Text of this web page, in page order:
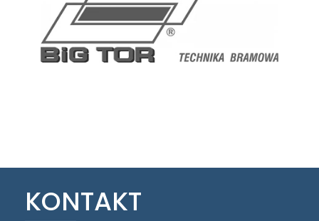
KONTAKT